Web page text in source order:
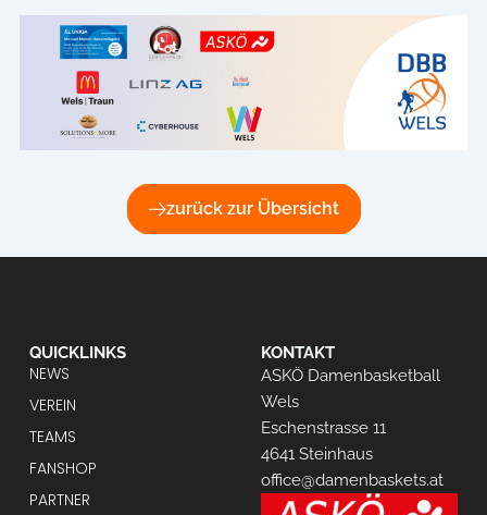
zurück zur Übersicht
QUICKLINKS
NEWS
VEREIN
TEAMS
FANSHOP
PARTNER
KONTAKT
ASKÖ Damenbasketball
Wels
Eschenstrasse 11
4641 Steinhaus
office@damenbaskets.at